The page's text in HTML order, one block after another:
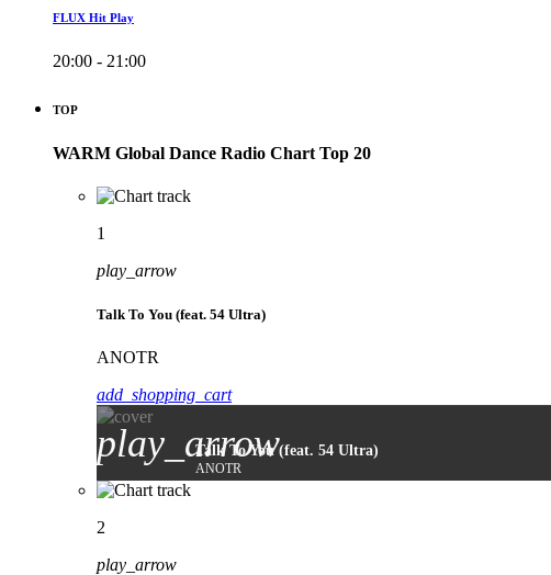
FLUX Hit Play
20:00 - 21:00
TOP
WARM Global Dance Radio Chart Top 20
1
play_arrow
Talk To You (feat. 54 Ultra)
ANOTR
add_shopping_cart
play_arrowTalk To You (feat. 54 Ultra)
ANOTR
2
play_arrow